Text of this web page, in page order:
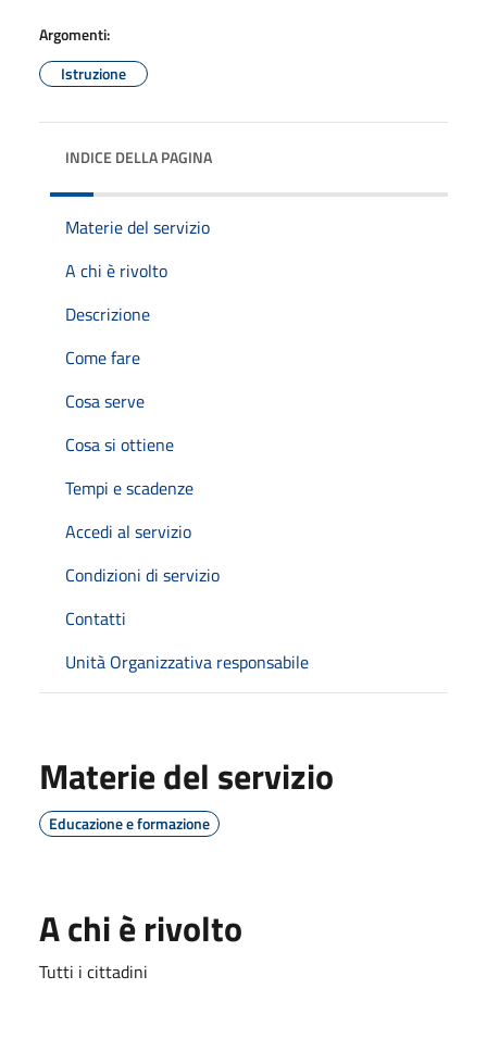
Argomenti:
Istruzione
INDICE DELLA PAGINA
Materie del servizio
A chi è rivolto
Descrizione
Come fare
Cosa serve
Cosa si ottiene
Tempi e scadenze
Accedi al servizio
Condizioni di servizio
Contatti
Unità Organizzativa responsabile
Materie del servizio
Educazione e formazione
A chi è rivolto
Tutti i cittadini